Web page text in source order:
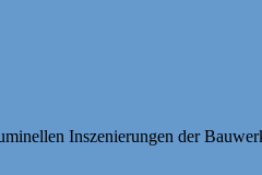
Inszenierungen der